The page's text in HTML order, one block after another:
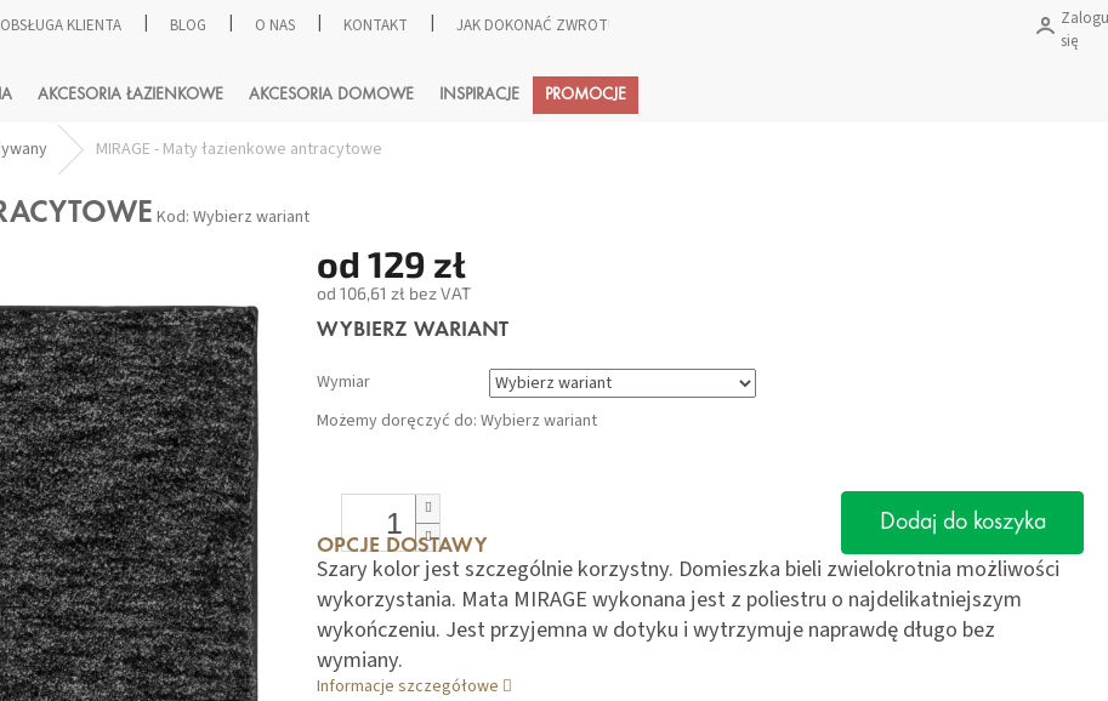
OBSŁUGA KLIENTA BLOG O NAS KONTAKT JAK DOKONAĆ ZWROTU PRODUKTÓW?
się
Koszyk
AKCESORIA ŁAZIENKOWE AKCESORIA DOMOWE INSPIRACJE PROMOCJE
MIRAGE - Maty łazienkowe antracytowe
Kod: Wybierz wariant
od 129 zł
od 106,61 zł bez VAT
Cena
WYBIERZ WARIANT
Wymiar
Możemy doręczyć do: Wybierz wariant
OPCJE DOSTAWY
Dodaj do koszyka
Szary kolor jest szczególnie korzystny. Domieszka bieli zwielokrotnia możliwości
wykorzystania. Mata MIRAGE wykonana jest z poliestru o najdelikatniejszym
wykończeniu. Jest przyjemna w dotyku i wytrzymuje naprawdę długo bez
wymiany.
Informacje szczegółowe